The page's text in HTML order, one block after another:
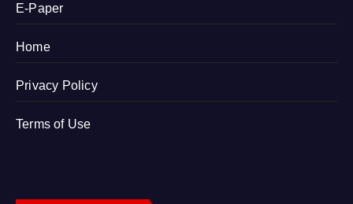
E-Paper
Home
Privacy Policy
Terms of Use